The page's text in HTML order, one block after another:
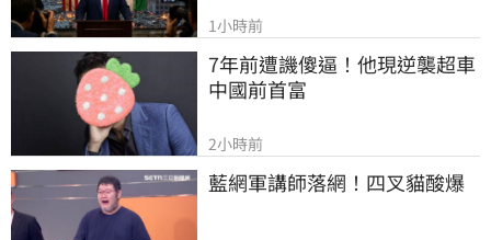
1小時前
7年前遭譏傻逼！他現逆襲超車
中國前首富
2小時前
藍網軍講師落網！四叉貓酸爆